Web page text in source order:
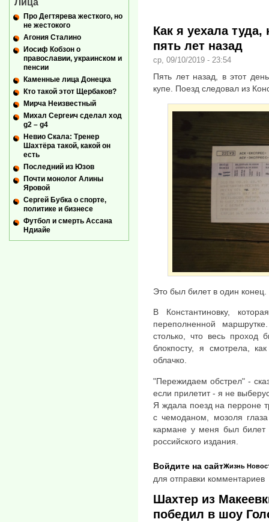
Как я уехала
пять лет назад
ср, 09/10/2019 - 23:54
Пять лет назад, в этот
купе. Поезд следовал из
Это был билет в один
В Константиновку,
переполненной
столько, что весь проход
блокпосту, я смотрела,
облачко.
"Пережидаем обстрел" -
если прилетит - я не
Я ждала поезд на перроне
с чемоданом, мозоля
кармане у меня был билет
российского издания.
Жизнь
Войдите на сайт
для отправки комментариев
Шахтер из
победил в шоу
Про Дегтярева жесткого, но
не жестокого
Агония Сталино
Иосиф Кобзон о
православии, украинском и
пенсии
Каменные лица Донецка
Кто такой этот Щербаков?
Мирча Неизвестный
Михал Сергеич сделал ход
g2 – g4
Невио Скала: Тренер
Шахтёра такой, какой он
есть
Последний из Юзов
Почти монолог Алины
Яровой
Сергей Бубка о спорте,
политике и бизнесе
Футбол и смерть Ассана
Ндиайе